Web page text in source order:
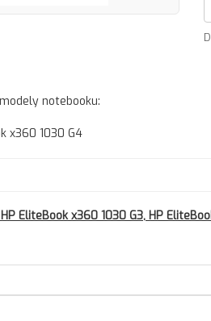
notebooku:
x360 1030 G4
EliteBook x360 1030 G3, HP